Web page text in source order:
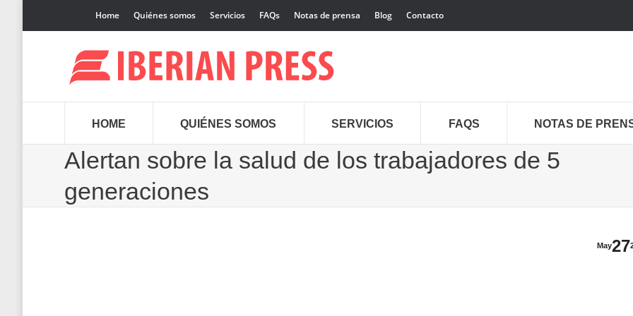
Home Quiénes somos Servicios FAQs Notas de prensa Blog Contacto
HOME QUIÉNES SOMOS SERVICIOS FAQS NOTAS DE
Alertan sobre la salud de los trabajadores de 5
generaciones
May27